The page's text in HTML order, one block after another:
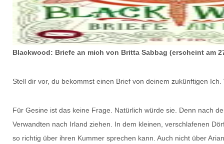
Blackwood: Briefe an mich von Britta Sabbag (erscheint am
Stell dir vor, du bekommst einen Brief von deinem zukünftigen
Für Gesine ist das keine Frage. Natürlich würde sie. Denn nach
Verwandten nach Irland ziehen. In dem kleinen, verschlafenen
so richtig über ihren Kummer sprechen kann. Auch nicht über